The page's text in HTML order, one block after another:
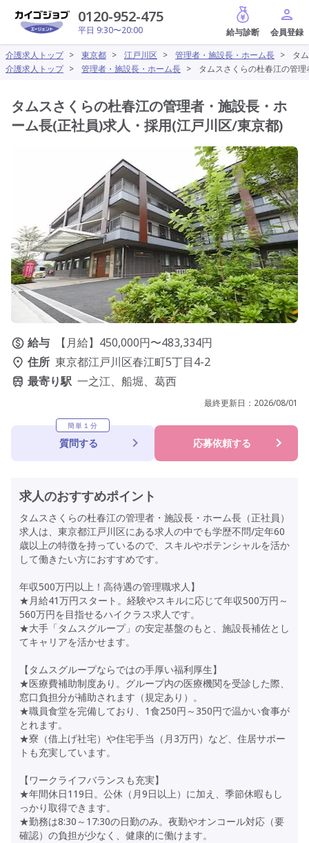
0120-952-475
平日 9:30〜20:00
給与診断
介護求人トップ > 東京都 > 江戸川区 > 管理者・施設長・ホーム長 >
タ
介護求人トップ > 管理者・施設長・ホーム長 > タムスさくらの杜春江の管
タムスさくらの杜春江の管理者・施設長・ホ
ーム長(正社員)求人・採用(江戸川区/東京都)
給与
【月給】450,000円〜483,334円
住所 東京都江戸川区春江町5丁目4-2
最寄り駅 一之江、船堀、葛西
最終更新日： 2026/08/01
簡単１分
質問する 応募依頼する
求人のおすすめポイント
タムスさくらの杜春江の管理者・施設長・ホーム長（正社員）
求人は、東京都江戸川区にある求人の中でも学歴不問/定年60
歳以上の特徴を持っているので、スキルやポテンシャルを活か
して働きたい方におすすめです。
年収500万円以上！高待遇の管理職求人】
★月給41万円スタート。経験やスキルに応じて年収500万円～
560万円を目指せるハイクラス求人です。
★大手「タムスグループ」の安定基盤のもと、施設長補佐とし
てキャリアを活かせます。
【タムスグループならではの手厚い福利厚生】
★医療費補助制度あり。グループ内の医療機関を受診した際、
窓口負担分が補助されます（規定あり）。
★職員食堂を完備しており、1食250円～350円で温かい食事が
とれます。
★寮（借上げ社宅）や住宅手当（月3万円）など、住居サポー
トも充実しています。
【ワークライフバランスも充実】
★年間休日119日。公休（月9日以上）に加え、季節休暇もし
っかり取得できます。
★勤務は8:30～17:30の日勤のみ。夜勤やオンコール対応（要
確認）の負担が少なく、健康的に働けます。